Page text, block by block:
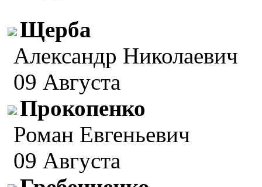
Щерба
Александр Николаевич
09 Августа
Прокопенко
Роман Евгеньевич
09 Августа